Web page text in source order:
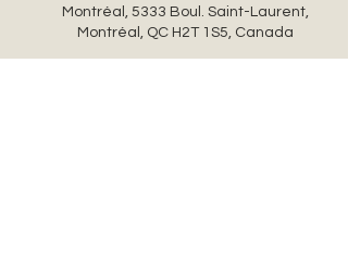
Montréal, 5333 Boul. Saint-Laurent,
Montréal, QC H2T 1S5, Canada